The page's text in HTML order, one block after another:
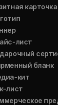
карточка
лист
бланк
кит
лист